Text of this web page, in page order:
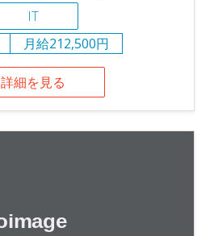
IT
月給212,500円
詳細を見る